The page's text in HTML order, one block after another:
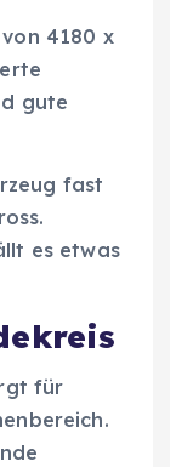
4180 x
gute
fast
es etwas
für